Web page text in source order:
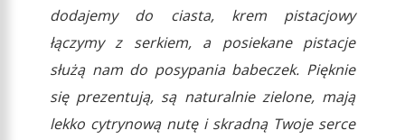
dodajemy do ciasta, krem pistacjowy
łączymy z serkiem, a posiekane pistacje
służą nam do posypania babeczek. Pięknie
się prezentują, są naturalnie zielone, mają
lekko cytrynową nutę i skradną Twoje serce